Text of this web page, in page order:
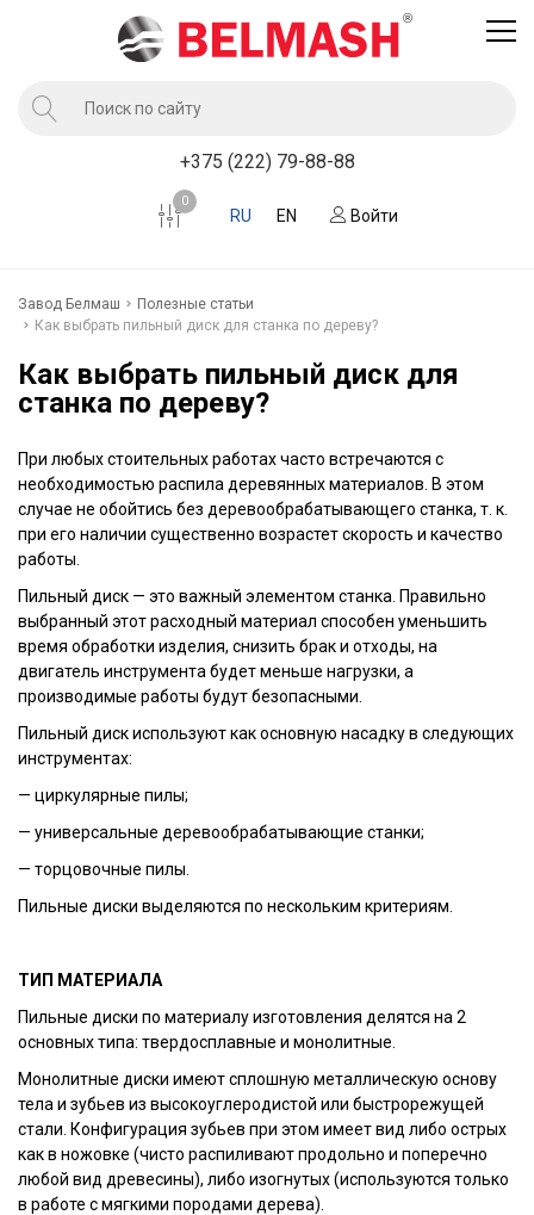
+375 (222) 79-88-88
0
RU EN Войти
Услуги завода BELMASH
Компания
Где купить
Завод Белмаш
Полезные статьи
Как выбрать пильный диск для станка по дереву?
Как выбрать пильный диск для
станка по дереву?
При любых стоительных работах часто встречаются с
необходимостью распила деревянных материалов. В этом
случае не обойтись без деревообрабатывающего станка, т. к.
при его наличии существенно возрастет скорость и качество
работы.
Пильный диск — это важный элементом станка. Правильно
выбранный этот расходный материал способен уменьшить
время обработки изделия, снизить брак и отходы, на
двигатель инструмента будет меньше нагрузки, а
производимые работы будут безопасными.
Пильный диск используют как основную насадку в следующих
инструментах:
— циркулярные пилы;
— универсальные деревообрабатывающие станки;
— торцовочные пилы.
Пильные диски выделяются по нескольким критериям.
ТИП МАТЕРИАЛА
Пильные диски по материалу изготовления делятся на 2
основных типа: твердосплавные и монолитные.
Монолитные диски имеют сплошную металлическую основу
тела и зубьев из высокоуглеродистой или быстрорежущей
стали. Конфигурация зубьев при этом имеет вид либо острых
как в ножовке (чисто распиливают продольно и поперечно
любой вид древесины), либо изогнутых (используются только
в работе с мягкими породами дерева).